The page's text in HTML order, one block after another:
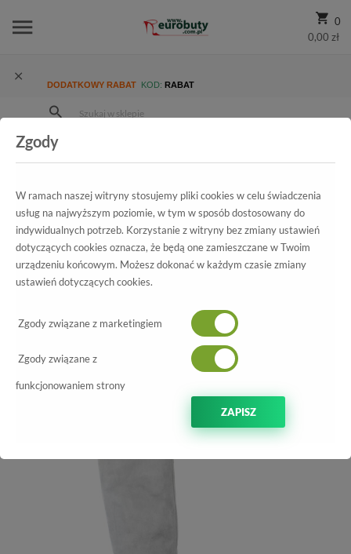
0
0,00 zł
DODATKOWY RABAT KOD: RABAT
Damskie
Kozaki Kozaki Sala 3045/678
Wszystkie produkty
Kozaki Sala
3045/678
Zgody
W ramach naszej witryny stosujemy pliki cookies w celu świadczenia
usług na najwyższym poziomie, w tym w sposób dostosowany do
indywidualnych potrzeb. Korzystanie z witryny bez zmiany ustawień
dotyczących cookies oznacza, że będą one zamieszczane w Twoim
urządzeniu końcowym. Możesz dokonać w każdym czasie zmiany
ustawień dotyczących cookies.
Zgody związane z marketingiem
Zgody związane z
funkcjonowaniem strony
ZAPISZ